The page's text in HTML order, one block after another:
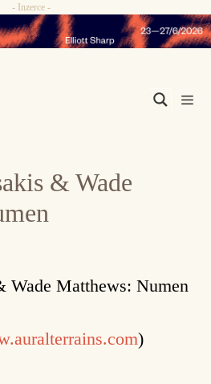
- Inzerce -
& Wade
Wade Matthews: Numen
)